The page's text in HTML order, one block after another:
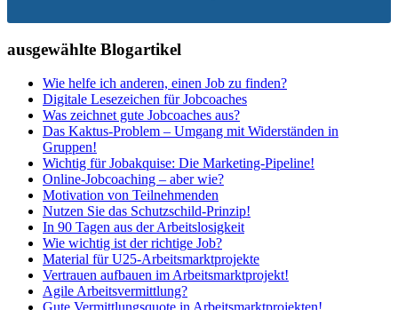
ausgewählte Blogartikel
Wie helfe ich anderen, einen Job zu finden?
Digitale Lesezeichen für Jobcoaches
Was zeichnet gute Jobcoaches aus?
Das Kaktus-Problem – Umgang mit Widerständen in
Gruppen!
Wichtig für Jobakquise: Die Marketing-Pipeline!
Online-Jobcoaching – aber wie?
Motivation von Teilnehmenden
Nutzen Sie das Schutzschild-Prinzip!
In 90 Tagen aus der Arbeitslosigkeit
Wie wichtig ist der richtige Job?
Material für U25-Arbeitsmarktprojekte
Vertrauen aufbauen im Arbeitsmarktprojekt!
Agile Arbeitsvermittlung?